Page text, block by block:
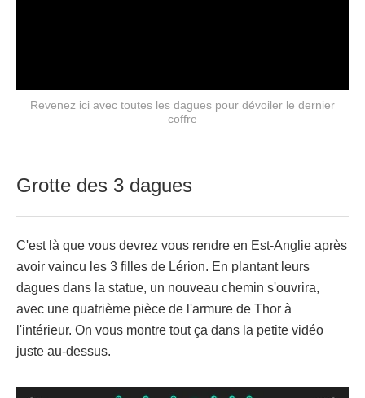
Revenez ici avec toutes les dagues pour dévoiler le dernier
coffre
Grotte des 3 dagues
C'est là que vous devrez vous rendre en Est-Anglie après
avoir vaincu les 3 filles de Lérion. En plantant leurs
dagues dans la statue, un nouveau chemin s'ouvrira,
avec une quatrième pièce de l'armure de Thor à
l'intérieur. On vous montre tout ça dans la petite vidéo
juste au-dessus.